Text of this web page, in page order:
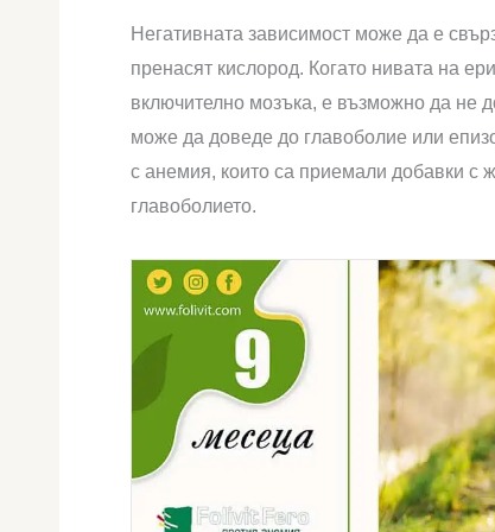
Негативната зависимост може да е
пренасят кислород. Когато нивата на
включително мозъка, е възможно да не
може да доведе до главоболие или
с анемия, които са приемали добавки с
главоболието.